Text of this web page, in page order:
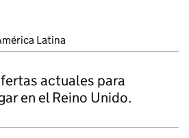
Latina
actuales para
en el Reino Unido.